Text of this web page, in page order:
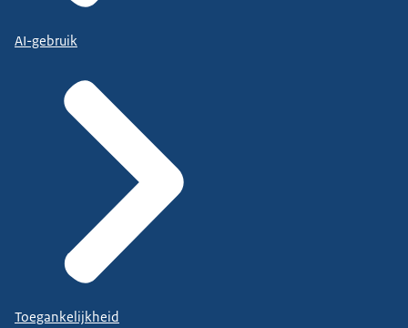
AI-gebruik
Toegankelijkheid